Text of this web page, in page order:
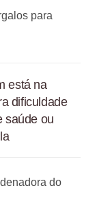
para
está na
dificuldade
saúde ou
do